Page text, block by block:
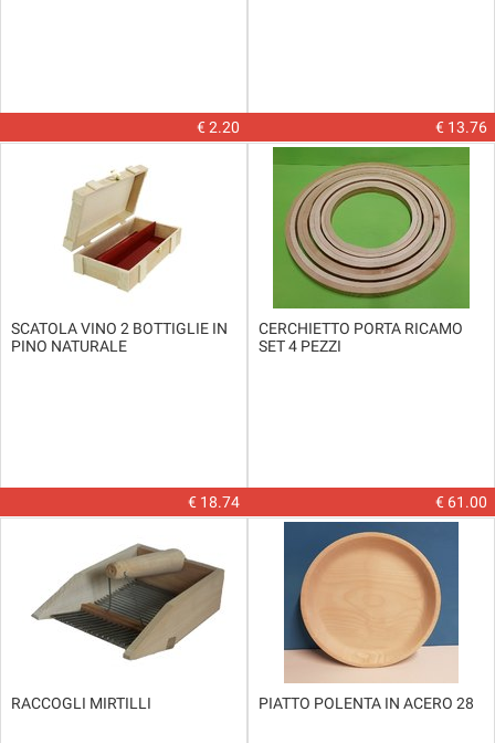
€ 2.20 € 13.76
SCATOLA VINO 2 BOTTIGLIE IN
PINO NATURALE
€ 18.74
CERCHIETTO PORTA RICAMO
SET 4 PEZZI
€ 61.00
RACCOGLI MIRTILLI PIATTO POLENTA IN ACERO 28